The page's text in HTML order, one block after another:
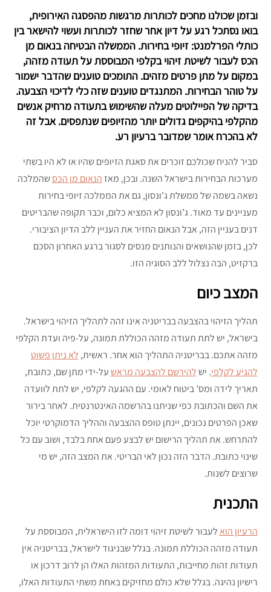
ובזמן שכולנו מחכים לכותרות מרגשות מהפסגה האירופית,
בואו נסתכל רגע על דיון אחר שחזר לכותרות ועשוי להישאר בין
כותלי הפרלמנט: זיופי בחירות. הממשלה הבטיחה בנאום מן
הכס לעבור לשיטת זיהוי בקלפי המבוססת על תעודה מזהה,
במקום על מתן פרטים מזהים. התומכים טוענים שהדבר ישמור
על טוהר הבחירות. המתנגדים טוענים שזה כלי לדיכוי הצבעה.
בדיקה של הפיילוטים מעלה שהשימוש בתעודה מרחיק אנשים
מהקלפי בהיקפים גדולים יותר מהזיופים שנתפסים. אבל זה
לא בהכרח אומר שמדובר ברעיון רע.
סביר להניח שכולכם זוכרים את סאגת הזיופים שהיו או לא היו בשתי
מערכות הבחירות בישראל השנה. ובכן, מאז הנאום מן הכסשהמלכה
נשאה בשמה של ממשלת ג’ונסון, גם את הממלכה זיופי בחירות
מעניינים עד מאוד. ג’ונסון לא המציא כלום, וכבר תקופה שהבריטים
דנים בעניין הזה, אבל הנאום החזיר את העניין ללב הדיון הציבורי.
לכן, בזמן שהנושאים והנותנים מנסים לסגור ברגע האחרון הסכם
ברקזיט, הבה נצלול ללב הסוגיה הזו.
המצב כיום
תהליך הזיהוי בהצבעה בבריטניה אינו זהה לתהליך הזיהוי בישראל.
בישראל, יש לתת תעודה מזהה הכוללת תמונה, על-פיה ועדת הקלפי
מזהה אתכם. בבריטניה התהליך הוא אחר. ראשית, לא ניתן פשוט
להגיע לקלפי. ישלהירשם להצבעה מראשעל-ידי מתן שם, כתובת,
תאריך לידה ומס’ ביטוח לאומי. עם ההגעה לקלפי, יש לתת לוועדה
את השם והכתובת כפי שניתנו בהרשמה האינטרנטית. לאחר בירור
שאכן הפרטים נכונים, יינתן טופס ההצבעה וההליך הדמוקרטי יוכל
להתרחש. את תהליך הרישום יש לבצע פעם אחת בלבד, ושוב עם כל
שינוי כתובת. הדבר הזה נכון לאי הבריטי. את המצב הזה, יש מי
שרוצים לשנות.
התכנית
הרעיון הואלעבור לשיטת זיהוי דומה לזו הישראלית, המבוססת על
תעודה מזהה הכוללת תמונה. בגלל שבניגוד לישראל, בבריטניה אין
תעודות זהות מחייבות, התעודות המזהות האלו הן לרוב דרכון או
רישיון נהיגה. בגלל שלא כולם מחזיקים באחת משתי התעודות האלו,